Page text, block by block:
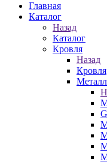
Главная
Каталог
Назад
Каталог
Кровля
Назад
Кровля